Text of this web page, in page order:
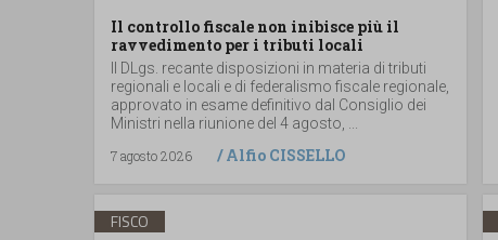
Il controllo fiscale non inibisce più il
ravvedimento per i tributi locali
Il DLgs. recante disposizioni in materia di tributi
regionali e locali e di federalismo fiscale regionale,
approvato in esame definitivo dal Consiglio dei
Ministri nella riunione del 4 agosto, ...
7 agosto 2026
/Alfio CISSELLO
FISCO